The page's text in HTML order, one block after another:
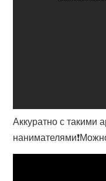
Аккуратно с такими